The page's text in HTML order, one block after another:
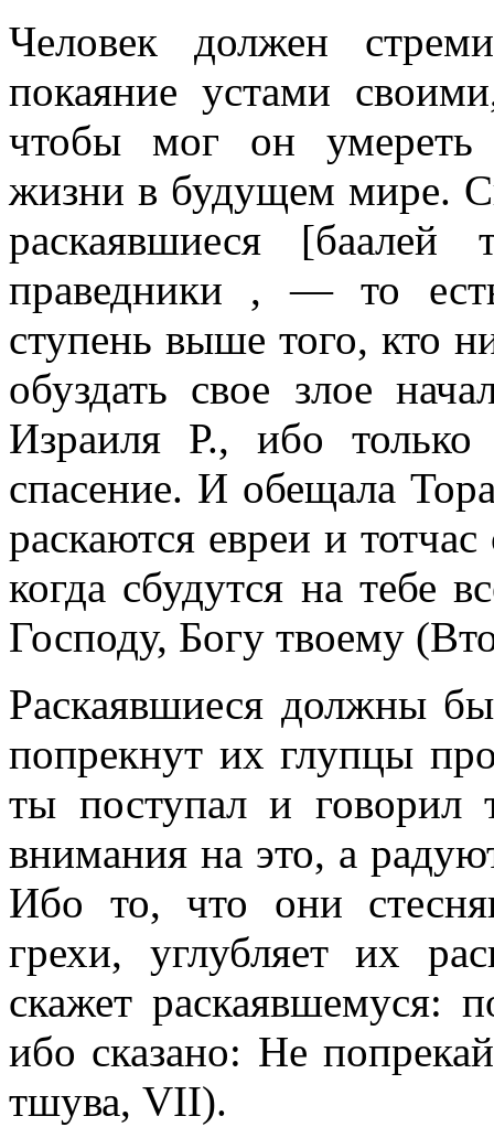
Человек должен
покаяние устами
чтобы мог он умереть
жизни в будущем мире.
раскаявшиеся
праведники , — то
ступень выше того, кто
обуздать свое злое
Израиля Р., ибо
спасение. И обещала
раскаются евреи и
когда сбудутся на тебе
Господу, Богу твоему
Раскаявшиеся должны
попрекнут их глупцы
ты поступал и
внимания на это, а
Ибо то, что они
грехи, углубляет их
скажет раскаявшемуся:
ибо сказано: Не
тшува, VII).